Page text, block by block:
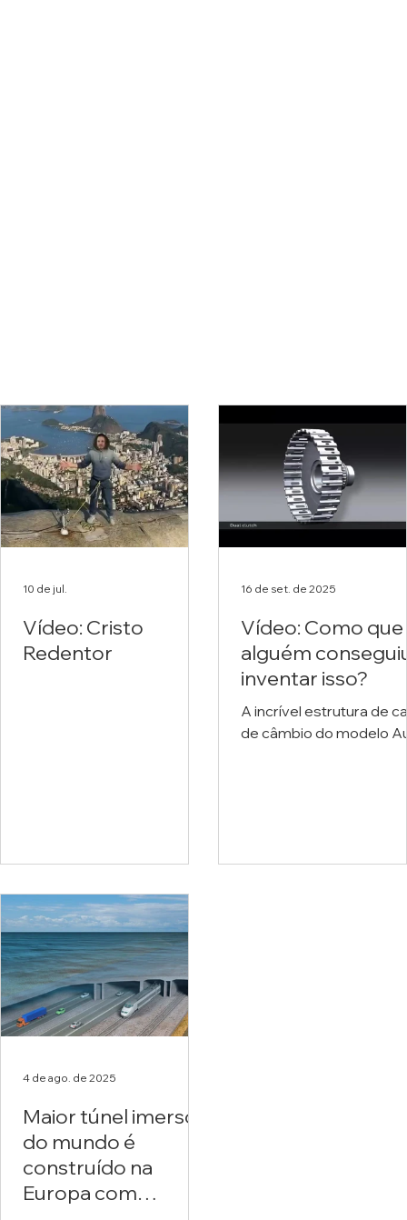
Vídeo: Cristo
Redentor
10 de jul.
Vídeo: Como que
alguém
inventar isso?
A incrível estrutura de
de câmbio do modelo
16 de set. de 2025
Maior túnel imerso
do mundo é
construído na
Europa com
4 de ago. de 2025